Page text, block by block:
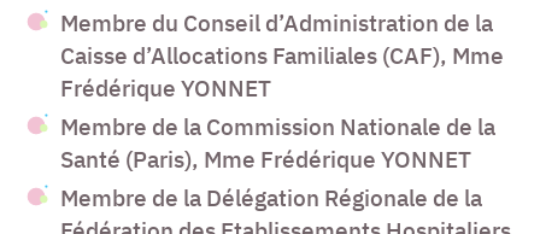
Membre du Conseil d’Administration de la
Caisse d’Allocations Familiales (CAF), Mme
Frédérique YONNET
Membre de la Commission Nationale de la
Santé (Paris), Mme Frédérique YONNET
Membre de la Délégation Régionale de la